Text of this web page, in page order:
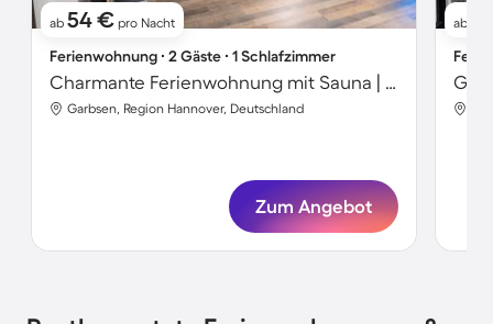
ab 54 € pro Nacht
Ferienwohnung ∙ 2 Gäste ∙ 1 Schlafzimmer
Charmante Ferienwohnung mit Sauna | Seeblick | Strand in der Nähe
Garbsen, Region Hannover, Deutschland
Zum Angebot
ab